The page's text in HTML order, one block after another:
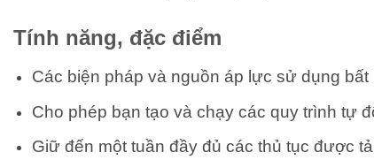
Tính năng, đặc điểm
Các biện pháp và nguồn áp lực sử dụng
Cho phép bạn tạo và chạy các quy trình tự
Giữ đến một tuần đầy đủ các thủ tục được